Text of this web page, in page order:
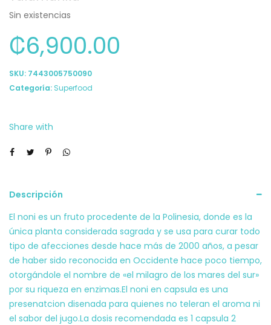
Sin existencias
₡6,900.00
SKU: 7443005750090
Categoría: Superfood
Share with
Descripción
El noni es un fruto procedente de la Polinesia, donde es la
única planta considerada sagrada y se usa para curar todo
tipo de afecciones desde hace más de 2000 años, a pesar
de haber sido reconocida en Occidente hace poco tiempo,
otorgándole el nombre de «el milagro de los mares del sur»
por su riqueza en enzimas.El noni en capsula es una
presenatcion disenada para quienes no teleran el aroma ni
el sabor del jugo.La dosis recomendada es 1 capsula 2